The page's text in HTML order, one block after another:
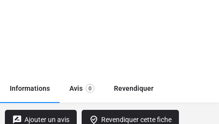
Informations Avis 0 Revendiquer
Ajouter un avis Revendiquer cette fiche